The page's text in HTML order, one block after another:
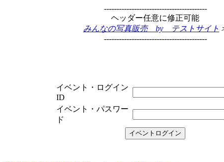
-----------------------------------------
ヘッダー任意に修正可能
みんなの写真販売 by テストサイト
-----------------------------------------
イベント・ログイン
ID
イベント・パスワー
ド